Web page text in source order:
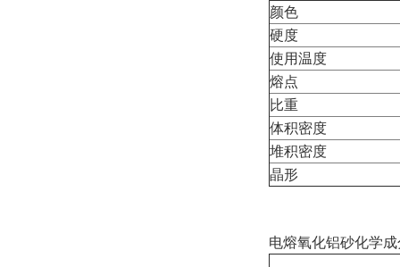
颜色
硬度
使用温度
熔点
比重
体积密度
堆积密度
晶形
电熔氧化铝砂化学